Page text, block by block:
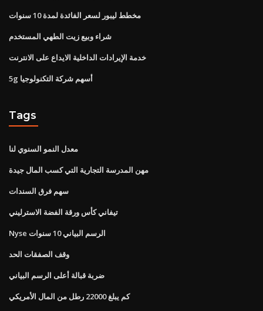
مخطط ليبور لسعر الفائدة لمدة 10 سنوات
شراء وبيع زيت الطهي المستخدم
خدمة الإيرادات الداخلية الايداع على الانترنت
5g أسهم شركة التكنولوجيا
Tags
معدل النمو السنوي لنا
مهن المدرسة التجارية التي كسب المال جيدة
سهم فرق السندات
تيفاني كأس ورقة الفضة الاسترليني
Nyse الرسم البياني 10 سنوات
وقف الصفقات الحد
ضربة قبالة أعلى الرسم البياني
كم يبلغ 22000 رطل من المال الأمريكي